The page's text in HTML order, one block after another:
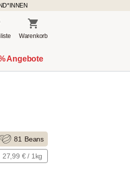
Warenkorb
Angebote
81 Beans
27,99 € / 1kg